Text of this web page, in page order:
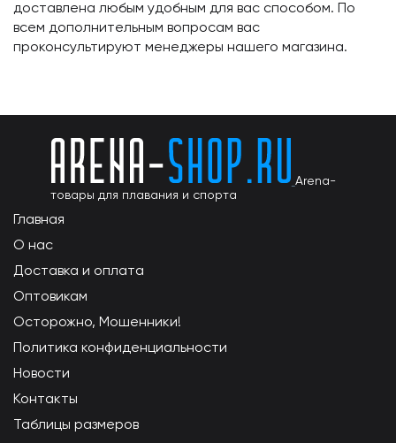
доставлена любым удобным для вас способом. По
всем дополнительным вопросам вас
проконсультируют менеджеры нашего магазина.
Arena-
товары для плавания и спорта
Главная
О нас
Доставка и оплата
Оптовикам
Осторожно, Мошенники!
Политика конфиденциальности
Новости
Контакты
Таблицы размеров